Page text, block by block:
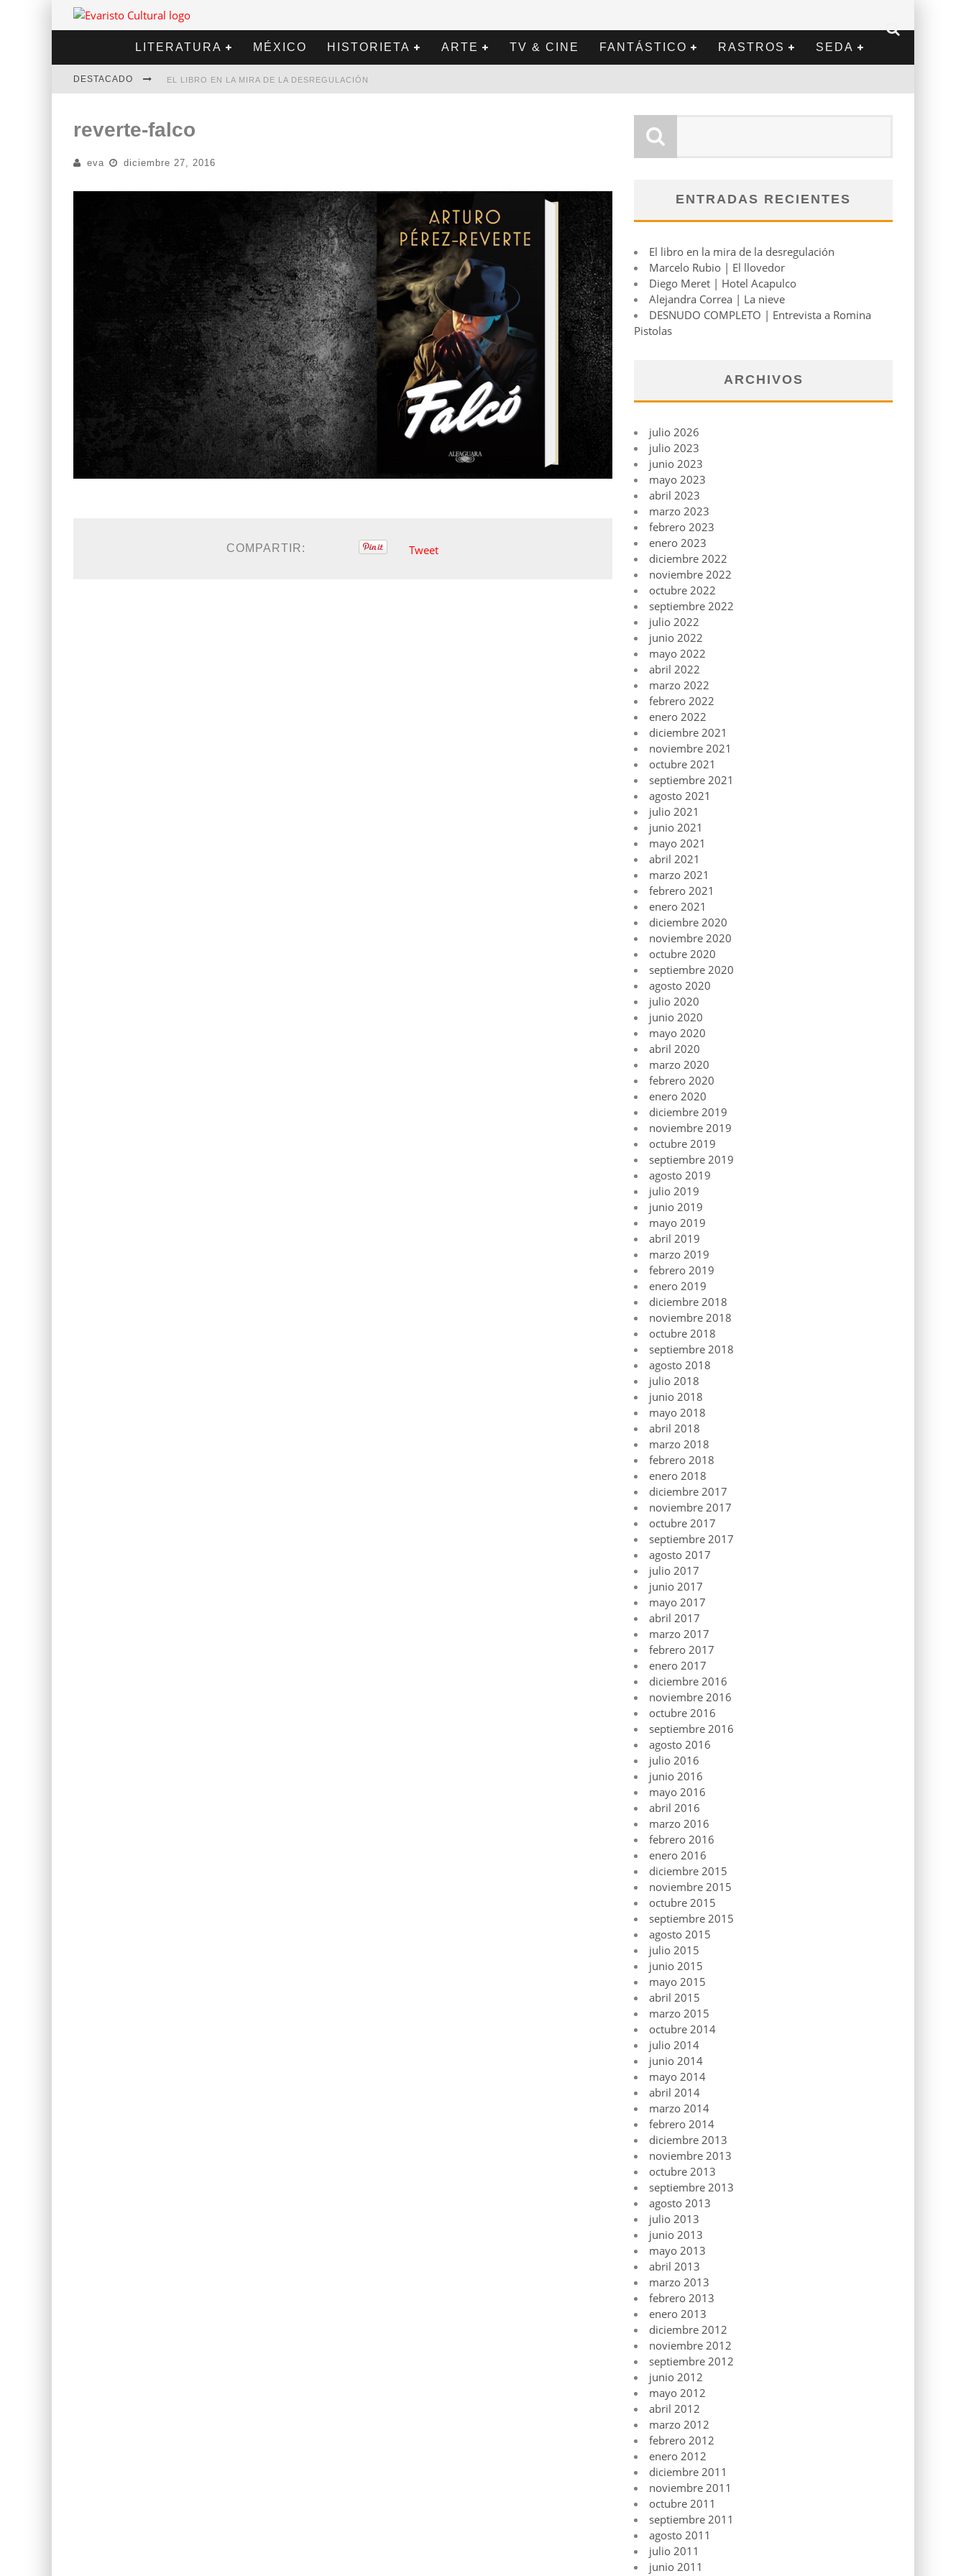
LITERATURA MÉXICO HISTORIETA ARTE TV & CINE FANTÁSTICO RASTROS SEDA
DESTACADO EL LIBRO EN LA MIRA DE LA DESREGULACIÓN
DIEGO MERET | HOTEL ACAPULCO
ALEJANDRA CORREA | LA NIEVE
reverte-falco
eva diciembre 27, 2016
COMPARTIR: Tweet
ENTRADAS RECIENTES
El libro en la mira de la desregulación
Marcelo Rubio | El llovedor
Diego Meret | Hotel Acapulco
Alejandra Correa | La nieve
DESNUDO COMPLETO | Entrevista a Romina
Pistolas
ARCHIVOS
julio 2026
julio 2023
junio 2023
mayo 2023
abril 2023
marzo 2023
febrero 2023
enero 2023
diciembre 2022
noviembre 2022
octubre 2022
septiembre 2022
julio 2022
junio 2022
mayo 2022
abril 2022
marzo 2022
febrero 2022
enero 2022
diciembre 2021
noviembre 2021
octubre 2021
septiembre 2021
agosto 2021
julio 2021
junio 2021
mayo 2021
abril 2021
marzo 2021
febrero 2021
enero 2021
diciembre 2020
noviembre 2020
octubre 2020
septiembre 2020
agosto 2020
julio 2020
junio 2020
mayo 2020
abril 2020
marzo 2020
febrero 2020
enero 2020
diciembre 2019
noviembre 2019
octubre 2019
septiembre 2019
agosto 2019
julio 2019
junio 2019
mayo 2019
abril 2019
marzo 2019
febrero 2019
enero 2019
diciembre 2018
noviembre 2018
octubre 2018
septiembre 2018
agosto 2018
julio 2018
junio 2018
mayo 2018
abril 2018
marzo 2018
febrero 2018
enero 2018
diciembre 2017
noviembre 2017
octubre 2017
septiembre 2017
agosto 2017
julio 2017
junio 2017
mayo 2017
abril 2017
marzo 2017
febrero 2017
enero 2017
diciembre 2016
noviembre 2016
octubre 2016
septiembre 2016
agosto 2016
julio 2016
junio 2016
mayo 2016
abril 2016
marzo 2016
febrero 2016
enero 2016
diciembre 2015
noviembre 2015
octubre 2015
septiembre 2015
agosto 2015
julio 2015
junio 2015
mayo 2015
abril 2015
marzo 2015
octubre 2014
julio 2014
junio 2014
mayo 2014
abril 2014
marzo 2014
febrero 2014
diciembre 2013
noviembre 2013
octubre 2013
septiembre 2013
agosto 2013
julio 2013
junio 2013
mayo 2013
abril 2013
marzo 2013
febrero 2013
enero 2013
diciembre 2012
noviembre 2012
septiembre 2012
junio 2012
mayo 2012
abril 2012
marzo 2012
febrero 2012
enero 2012
diciembre 2011
noviembre 2011
octubre 2011
septiembre 2011
agosto 2011
julio 2011
junio 2011